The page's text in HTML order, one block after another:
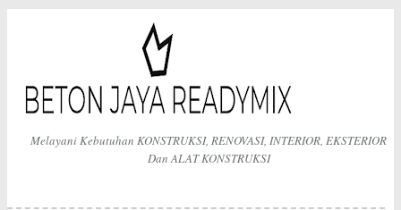
Melayani Kebutuhan KONSTRUKSI, RENOVASI, INTERIOR, EKSTERIOR
Dan ALAT KONSTRUKSI